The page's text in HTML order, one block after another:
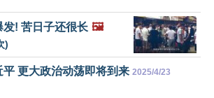
! 苦日子还很长 🖼️
)
更大政治动荡即将到来 2025/4/23